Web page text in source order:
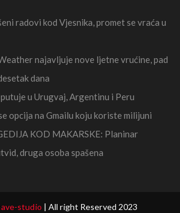
radovi kod Vjesnika, promet se vraća u
najavljuje nove ljetne vrućine, pad
dana
u Urugvaj, Argentinu i Peru
opcija na Gmailu koju koriste milijuni
KOD MAKARSKE: Planinar
druga osoba spašena
ave-studio | All right Reserved 2023